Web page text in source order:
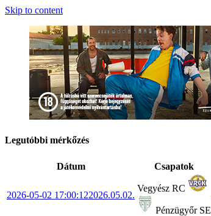
Skip to content
Legutóbbi mérkőzés
Dátum Csapatok
2026-05-02 17:00:122026.05.02.
Vegyész RC
Pénzügyőr SE